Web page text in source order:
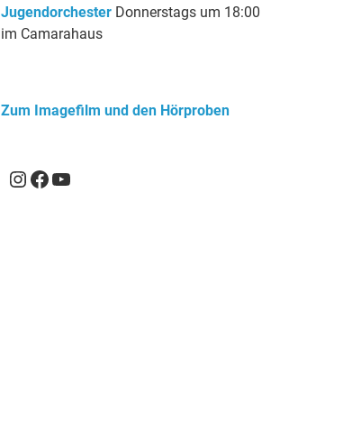
Jugendorchester Donnerstags um 18:00
im Camarahaus
Zum Imagefilm und den Hörproben
Instagram
Facebook
YouTube